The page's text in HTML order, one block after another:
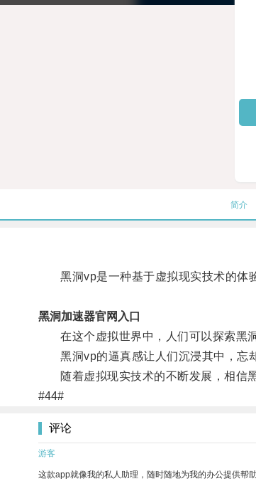
简介
黑洞vp是一种基于虚拟现实技术的体验
黑洞加速器官网入口
在这个虚拟世界中，人们可以探索黑洞
黑洞vp的逼真感让人们沉浸其中，忘却
随着虚拟现实技术的不断发展，相信黑
#44#
评论
游客
这款app就像我的私人助理，随时随地为我的办公提供帮